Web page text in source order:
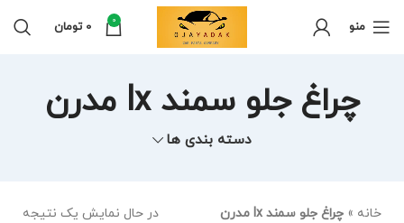
منو 0
0 تومان
چراغ جلو سمند lx مدرن
دسته بندی ها
خانه » چراغ جلو سمند lx مدرن در حال نمایش یک نتیجه